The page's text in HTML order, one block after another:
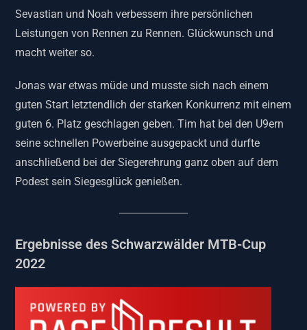
Sevastian und Noah verbessern ihre persönlichen
Leistungen von Rennen zu Rennen. Glückwunsch und
macht weiter so.
Jonas war etwas müde und musste sich nach einem
guten Start letztendlich der starken Konkurrenz mit einem
guten 6. Platz geschlagen geben. Tim hat bei den U9ern
seine schnellen Powerbeine ausgepackt und durfte
anschließend bei der Siegerehrung ganz oben auf dem
Podest sein Siegesglück genießen.
Ergebnisse des Schwarzwälder MTB-Cup
2022